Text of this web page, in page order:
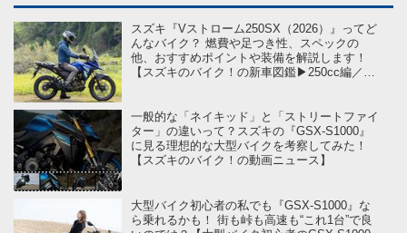
スズキ『Vストローム250SX（2026）』ってど
んなバイク？ 燃費や足つき性、スペックの
他、おすすめポイントや装備を解説します！
【スズキのバイク！の新車図鑑▶250cc編／
一般的な「ネイキッド」と「ストリートファイ
ター」の違いって？スズキの『GSX-S1000』
に見る理想的な大型バイクを考察してみた！
【スズキのバイク！の動画ニュース】
大型バイク初心者の私でも『GSX-S1000』な
ら乗れるかも！ 街も峠も高速も“これ1台”で良